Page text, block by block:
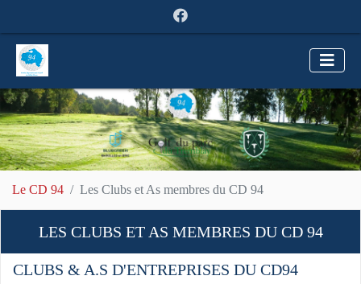
Le CD 94 Les Clubs et As membres du CD 94
LES CLUBS ET AS MEMBRES DU CD 94
CLUBS & A.S D'ENTREPRISES DU CD94